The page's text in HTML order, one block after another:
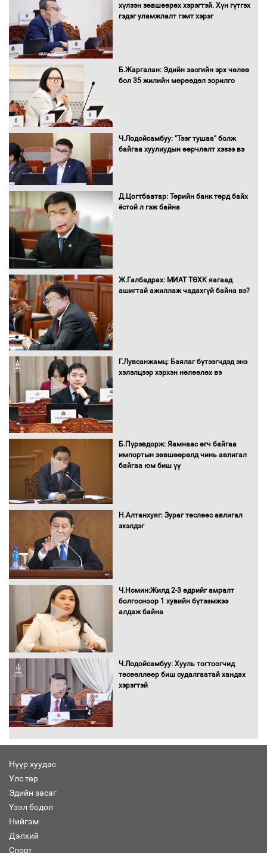
албан татварыг тэглэлээ
Санхүүгийн хэмнэлтийн горимд эрүүл
мэндийн салбар хамаарахгүй
Нөөцийн махны худалдаа,
борлуулалтыг нээлттэй ил тод
Монгол Улс “COP17”-д “Тал хээрийн
16 төрлийн эмийг нэг эх үүсвэрээс
худалдан авах журмыг баталлаа
шилжиж, найр наадам, зөвлөгөөн,
гадаад томилолтыг хориглолоо
хүлээн зөвшөөрөх хэрэгтэй. Хүн гүтгэх
гэдэг уламжлалт гэмт хэрэг
Б.Жаргалан: Эдийн засгийн эрх чөлөө
бол 35 жилийн мөрөөдөл зорилго
Ч.Лодойсамбуу: "Тээг тушаа" болж
байгаа хуулиудын өөрчлөлт хэзээ вэ
Д.Цогтбаатар: Төрийн банк төрд байх
ёстой л гэж байна
Ж.Галбадрах: МИАТ ТӨХК яагаад
ашигтай ажиллаж чадахгүй байна вэ?
Г.Лувсанжамц: Баялаг бүтээгчдэд энэ
хэлэлцээр хэрхэн нөлөөлөх вэ
Б.Пүрэвдорж: Яамнаас өгч байгаа
импортын зөвшөөрөлд чинь авлигал
байгаа юм биш үү
Н.Алтанхуяг: Зураг төслөөс авлигал
эхэлдэг
Ч.Номин:Жилд 2-3 өдрийг амралт
болгосноор 1 хувийн бүтээмжээ
алдаж байна
Ч.Лодойсамбуу: Хууль тогтоогчид
төсөөллөөр биш судалгаатай хандах
хэрэгтэй
Нүүр хуудас
Улс төр
Эдийн засаг
Үзэл бодол
Нийгэм
Дэлхий
Спорт